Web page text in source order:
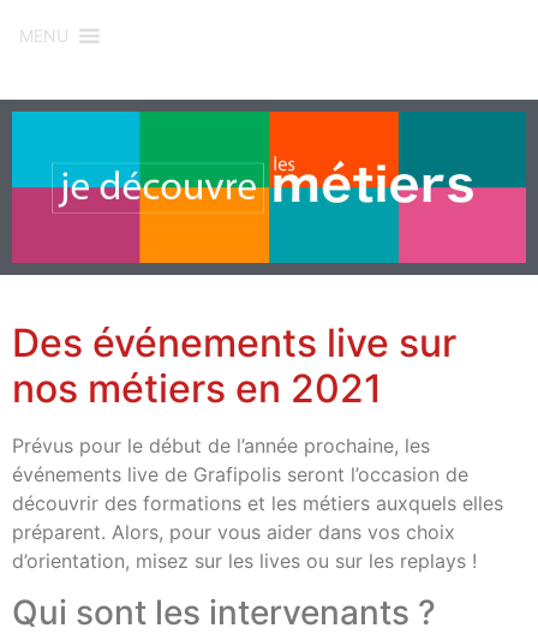
MENU
Des événements live sur
nos métiers en 2021
Prévus pour le début de l’année prochaine, les
événements live de Grafipolis seront l’occasion de
découvrir des formations et les métiers auxquels elles
préparent. Alors, pour vous aider dans vos choix
d’orientation, misez sur les lives ou sur les replays !
Qui sont les intervenants ?